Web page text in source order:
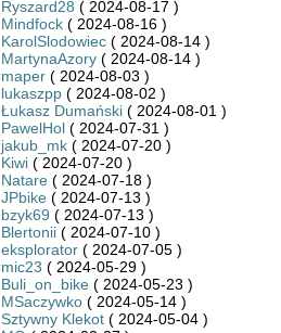
Ryszard28 ( 2024-08-17 )
Mindfock( 2024-08-16 )
KarolSlodowiec( 2024-08-14 )
MartynaAzory( 2024-08-14 )
maper( 2024-08-03 )
lukaszpp( 2024-08-02 )
Łukasz Dumański( 2024-08-01 )
PawelHol( 2024-07-31 )
jakub_mk( 2024-07-20 )
Kiwi( 2024-07-20 )
Natare( 2024-07-18 )
JPbike( 2024-07-13 )
bzyk69 ( 2024-07-13 )
Blertonii( 2024-07-10 )
eksplorator( 2024-07-05 )
mic23 ( 2024-05-29 )
Buli_on_bike( 2024-05-23 )
MSaczywko( 2024-05-14 )
Sztywny Klekot( 2024-05-04 )